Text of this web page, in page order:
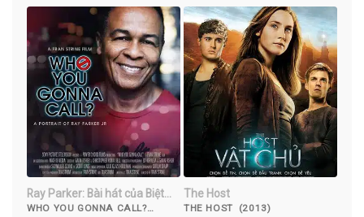
Ray Parker: Bài hát của Biệt
đội săn ma
WHO YOU GONNA CALL?
The Host
THE HOST (2013)